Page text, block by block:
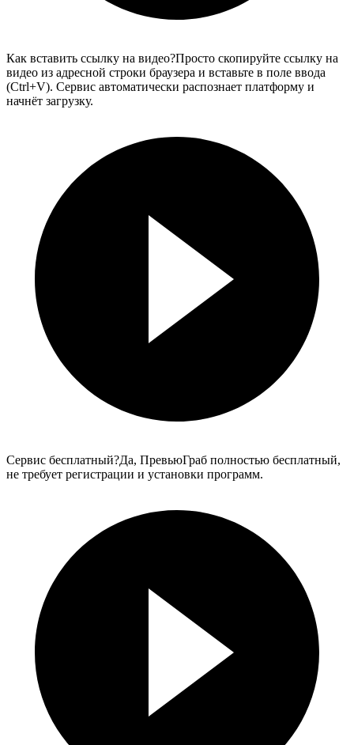
Как вставить ссылку на видео?Просто скопируйте ссылку на
видео из адресной строки браузера и вставьте в поле ввода
(Ctrl+V). Сервис автоматически распознает платформу и
начнёт загрузку.
Сервис бесплатный?Да, ПревьюГраб полностью бесплатный,
не требует регистрации и установки программ.